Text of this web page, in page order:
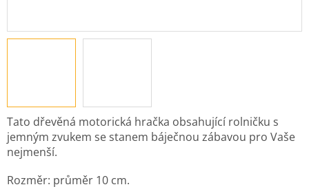
Tato dřevěná motorická hračka obsahující rolničku s
jemným zvukem se stanem báječnou zábavou pro Vaše
nejmenší.
Rozměr: průměr 10 cm.